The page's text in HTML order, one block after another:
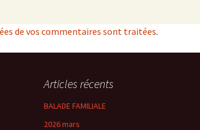
de vos commentaires sont traitées.
Articles récents
BALADE FAMILIALE
2026 mars